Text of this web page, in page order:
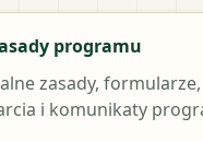
programu
zasady, formularze,
i komunikaty